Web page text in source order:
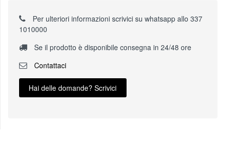
Per ulteriori informazioni scrivici su whatsapp allo 337
1010000
Se il prodotto è disponibile consegna in 24/48 ore
Contattaci
Hai delle domande? Scrivici